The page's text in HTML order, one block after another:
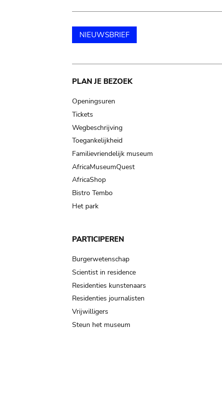
NIEUWSBRIEF
Main
navigation
PLAN JE BEZOEK
Openingsuren
Tickets
Wegbeschrijving
Toegankelijkheid
Familievriendelijk museum
AfricaMuseumQuest
AfricaShop
Bistro Tembo
Het park
PARTICIPEREN
Burgerwetenschap
Scientist in residence
Residenties kunstenaars
Residenties journalisten
Vrijwilligers
Steun het museum